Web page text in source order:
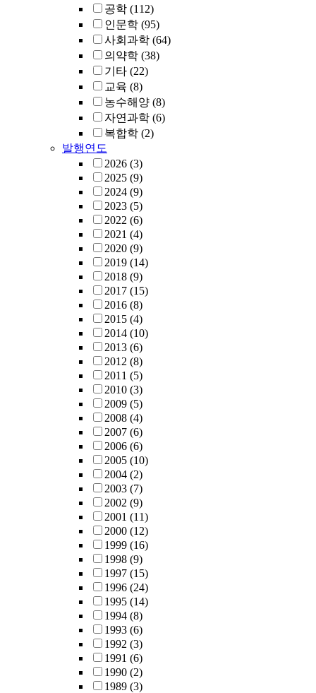
공학 (112)
인문학 (95)
사회과학 (64)
의약학 (38)
기타 (22)
교육 (8)
농수해양 (8)
자연과학 (6)
복합학 (2)
발행연도
2026 (3)
2025 (9)
2024 (9)
2023 (5)
2022 (6)
2021 (4)
2020 (9)
2019 (14)
2018 (9)
2017 (15)
2016 (8)
2015 (4)
2014 (10)
2013 (6)
2012 (8)
2011 (5)
2010 (3)
2009 (5)
2008 (4)
2007 (6)
2006 (6)
2005 (10)
2004 (2)
2003 (7)
2002 (9)
2001 (11)
2000 (12)
1999 (16)
1998 (9)
1997 (15)
1996 (24)
1995 (14)
1994 (8)
1993 (6)
1992 (3)
1991 (6)
1990 (2)
1989 (3)